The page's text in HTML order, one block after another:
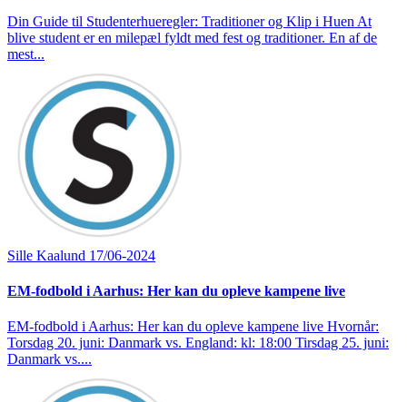
Din Guide til Studenterhueregler: Traditioner og Klip i Huen At
blive student er en milepæl fyldt med fest og traditioner. En af de
mest...
Sille Kaalund 17/06-2024
EM-fodbold i Aarhus: Her kan du opleve kampene live
EM-fodbold i Aarhus: Her kan du opleve kampene live Hvornår:
Torsdag 20. juni: Danmark vs. England: kl: 18:00 Tirsdag 25. juni:
Danmark vs....